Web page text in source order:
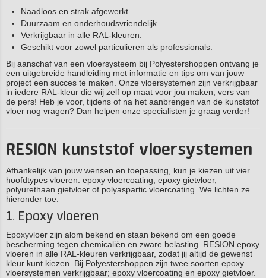
Naadloos en strak afgewerkt.
Duurzaam en onderhoudsvriendelijk.
Verkrijgbaar in alle RAL-kleuren.
Geschikt voor zowel particulieren als professionals.
Bij aanschaf van een vloersysteem bij Polyestershoppen ontvang je
een uitgebreide handleiding met informatie en tips om van jouw
project een succes te maken. Onze vloersystemen zijn verkrijgbaar
in iedere RAL-kleur die wij zelf op maat voor jou maken, vers van
de pers! Heb je voor, tijdens of na het aanbrengen van de kunststof
vloer nog vragen? Dan helpen onze specialisten je graag verder!
RESION kunststof vloersystemen
Afhankelijk van jouw wensen en toepassing, kun je kiezen uit vier
hoofdtypes vloeren: epoxy vloercoating, epoxy gietvloer,
polyurethaan gietvloer of polyaspartic vloercoating. We lichten ze
hieronder toe.
1. Epoxy vloeren
Epoxyvloer zijn alom bekend en staan bekend om een goede
bescherming tegen chemicaliën en zware belasting. RESION epoxy
vloeren in alle RAL-kleuren verkrijgbaar, zodat jij altijd de gewenst
kleur kunt kiezen. Bij Polyestershoppen zijn twee soorten epoxy
vloersystemen verkrijgbaar; epoxy vloercoating en epoxy gietvloer.